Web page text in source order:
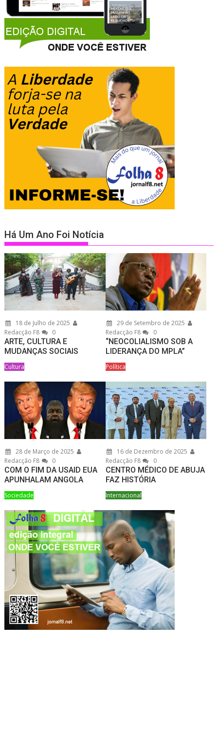
Há Um Ano Foi Notícia
18 de Julho de 2025
Redacção F8
0
ARTE, CULTURA E
MUDANÇAS SOCIAIS
Cultura
29 de Setembro de 2025
Redacção F8
0
“NEOCOLIALISMO SOB A
LIDERANÇA DO MPLA”
Política
28 de Março de 2025
Redacção F8
0
COM O FIM DA USAID EUA
APUNHALAM ANGOLA
Sociedade
16 de Dezembro de 2025
Redacção F8
0
CENTRO MÉDICO DE ABUJA
FAZ HISTÓRIA
Internacional